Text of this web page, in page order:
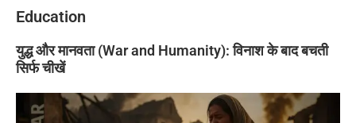
Education
युद्ध और मानवता (War and Humanity): विनाश के बाद बचती
सिर्फ चीखें